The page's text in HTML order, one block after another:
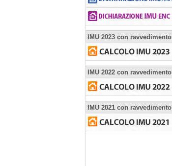
IMU 2023 con ravvedimento
IMU 2022 con ravvedimento
IMU 2021 con ravvedimento